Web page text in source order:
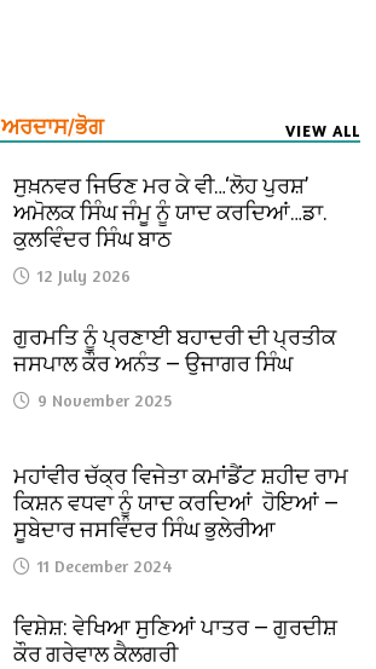
ਅਰਦਾਸ/ਭੋਗ VIEW ALL
ਸੁਖ਼ਨਵਰ ਜਿਓਣ ਮਰ ਕੇ ਵੀ…‘ਲੋਹ ਪੁਰਸ਼’
ਅਮੋਲਕ ਸਿੰਘ ਜੰਮੂ ਨੂੰ ਯਾਦ ਕਰਦਿਆਂ…ਡਾ.
ਕੁਲਵਿੰਦਰ ਸਿੰਘ ਬਾਠ
12 July 2026
ਗੁਰਮਤਿ ਨੂੰ ਪ੍ਰਣਾਈ ਬਹਾਦਰੀ ਦੀ ਪ੍ਰਤੀਕ
ਜਸਪਾਲ ਕੌਰ ਅਨੰਤ — ਉਜਾਗਰ ਸਿੰਘ
9 November 2025
ਮਹਾਂਵੀਰ ਚੱਕ੍ਰ ਵਿਜੇਤਾ ਕਮਾਂਡੈਂਟ ਸ਼ਹੀਦ ਰਾਮ
ਕਿਸ਼ਨ ਵਧਵਾ ਨੂੰ ਯਾਦ ਕਰਦਿਆਂ ਹੋਇਆਂ —
ਸੂਬੇਦਾਰ ਜਸਵਿੰਦਰ ਸਿੰਘ ਭੁਲੇਰੀਆ
11 December 2024
ਵਿਸ਼ੇਸ਼: ਵੇਖਿਆ ਸੁਣਿਆਂ ਪਾਤਰ — ਗੁਰਦੀਸ਼
ਕੌਰ ਗਰੇਵਾਲ ਕੈਲਗਰੀ